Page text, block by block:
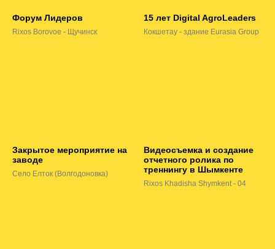
Форум Лидеров
Rixos Borovoe - Щучинск
15 лет Digital AgroLeaders
Кокшетау - здание Eurasia Group
Закрытое мероприятие на
заводе
Село Елток (Волгодоновка)
Видеосъемка и создание
отчетного ролика по
треннингу в Шымкенте
Rixos Khadisha Shymkent - 04